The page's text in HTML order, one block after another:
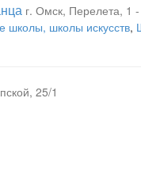
г. Омск, Перелета, 1
школы, школы искусств,
25/1